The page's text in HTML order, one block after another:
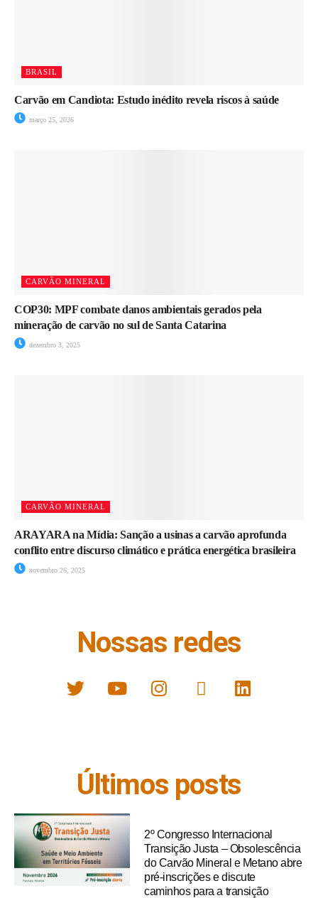
BRASIL
Carvão em Candiota: Estudo inédito revela riscos à saúde
março 25, 2026
CARVÃO MINERAL
COP30: MPF combate danos ambientais gerados pela
mineração de carvão no sul de Santa Catarina
dezembro 3, 2025
CARVÃO MINERAL
ARAYARA na Mídia: Sanção a usinas a carvão aprofunda
conflito entre discurso climático e prática energética brasileira
novembro 26, 2025
Nossas redes
Últimos posts
2º Congresso Internacional
Transição Justa – Obsolescência
do Carvão Mineral e Metano abre
pré-inscrições e discute
caminhos para a transição